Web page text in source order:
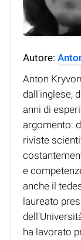
Autore:
Anton
dall'inglese,
anni di
argomento:
riviste
e
anche il
laureato
ha lavorato